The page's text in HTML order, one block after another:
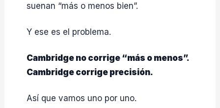
suenan “más o menos bien”.
Y ese es el problema.
Cambridge no corrige “más o menos”.
Cambridge corrige precisión.
Así que vamos uno por uno.